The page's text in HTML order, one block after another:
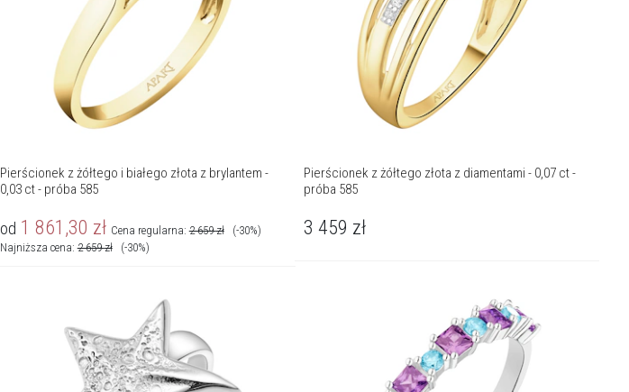
Pierścionek z żółtego i białego złota z brylantem -
0,03 ct - próba 585
od 1 861,30 zł Cena regularna:2 659 zł
(-30%)
Najniższa cena:2 659 zł (-30%)
Pierścionek z żółtego złota z diamentami - 0,07 ct -
próba 585
3 459 zł